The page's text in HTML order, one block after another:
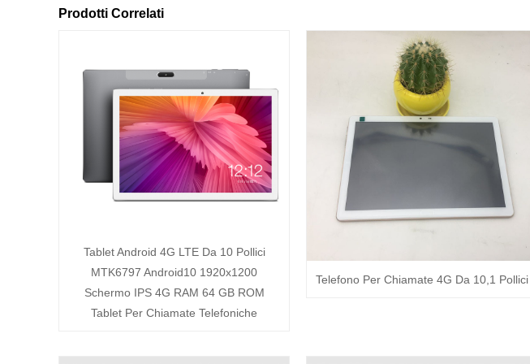
Prodotti Correlati
Tablet Android 4G LTE Da 10 Pollici
MTK6797 Android10 1920x1200
Schermo IPS 4G RAM 64 GB ROM
Tablet Per Chiamate Telefoniche
Telefono Per Chiamate 4G Da 10,1 Pollici